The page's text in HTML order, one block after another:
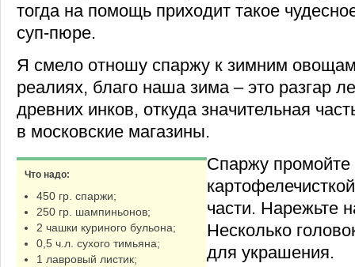
тогда на помощь приходит такое
суп-пюре.
Я смело отношу спаржу к зимним
реалиях, благо наша зима – это разгар
древних инков, откуда значительная
в московские магазины.
Что надо:
450 гр. спаржи;
250 гр. шампиньонов;
2 чашки куриного бульона;
0,5 ч.л. сухого тимьяна;
1 лавровый листик;
Спаржу промойте
части. Нарежьте
Несколько
для украшения.